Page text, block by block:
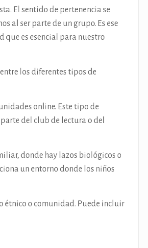
El sentido de pertenencia se
al ser parte de un grupo. Es ese
que es esencial para nuestro
los diferentes tipos de
online. Este tipo de
del club de lectura o del
donde hay lazos biológicos o
un entorno donde los niños
étnico o comunidad. Puede incluir